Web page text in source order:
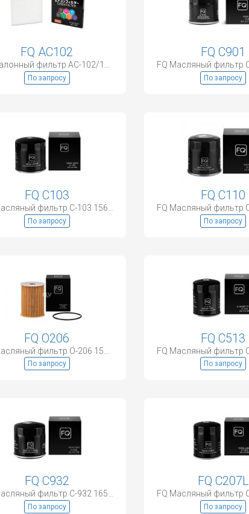
FQ AC102
По запросу
FQ C901
По запросу
FQ C103
По запросу
FQ C110
По запросу
FQ O206
По запросу
FQ C513
По запросу
FQ C932
FQ Масляный фильтр C-932 16510-73002
По запросу
FQ C207L
По запросу